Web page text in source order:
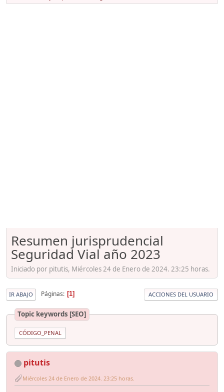
Resumen jurisprudencial
Seguridad Vial año 2023
Iniciado por pitutis, Miércoles 24 de Enero de 2024. 23:25 horas.
IR ABAJO Páginas 1 ACCIONES DEL USUARIO
Topic keywords [SEO]
CÓDIGO_PENAL
pitutis
Miércoles 24 de Enero de 2024. 23:25 horas.